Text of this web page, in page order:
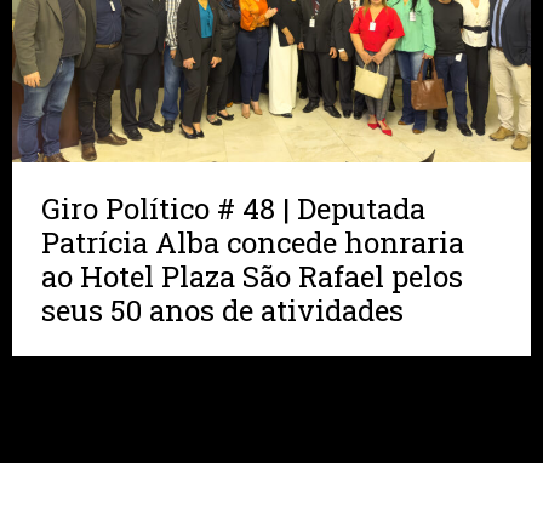
Giro Político # 48 | Deputada
Patrícia Alba concede honraria
ao Hotel Plaza São Rafael pelos
seus 50 anos de atividades